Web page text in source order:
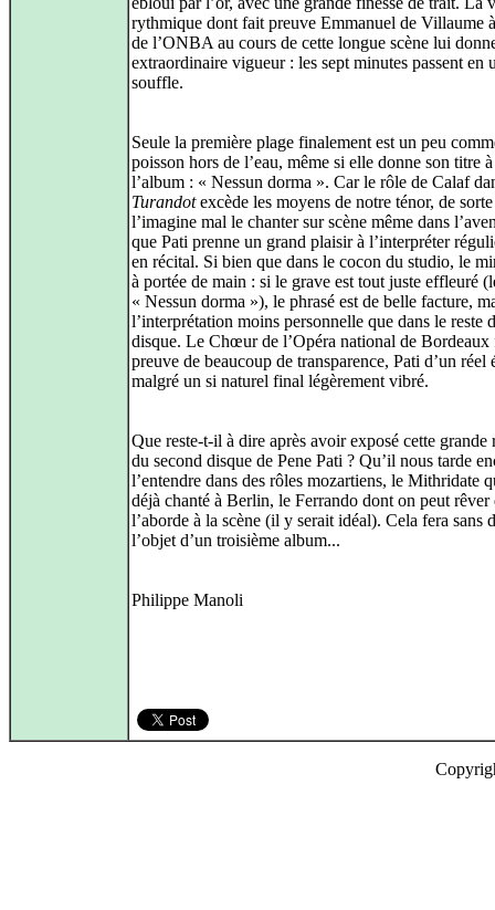
rythmique dont fait preuve Emmanuel de Villaume
de l’ONBA au cours de cette longue scène lui
extraordinaire vigueur : les sept minutes passent en
souffle.
Seule la première plage finalement est un peu
poisson hors de l’eau, même si elle donne son titre à
l’album : « Nessun dorma ». Car le rôle de Calaf
Turandotexcède les moyens de notre ténor, de sorte
l’imagine mal le chanter sur scène même dans
que Pati prenne un grand plaisir à l’interpréter
en récital. Si bien que dans le cocon du studio, le
à portée de main : si le grave est tout juste effleuré
« Nessun dorma »), le phrasé est de belle facture,
l’interprétation moins personnelle que dans le reste
disque. Le Chœur de l’Opéra national de Bordeaux
preuve de beaucoup de transparence, Pati d’un réel
malgré un si naturel final légèrement vibré.
Que reste-t-il à dire après avoir exposé cette grande
du second disque de Pene Pati ? Qu’il nous tarde
l’entendre dans des rôles mozartiens, le Mithridate
déjà chanté à Berlin, le Ferrando dont on peut rêver
l’aborde à la scène (il y serait idéal). Cela fera sans
l’objet d’un troisième album...
Philippe Manoli